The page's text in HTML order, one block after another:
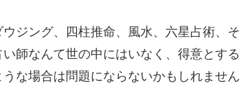
ジング、四柱推命、風水、六星占術、
師なんて世の中にはいなく、得意とす
な場合は問題にならないかもしれませ